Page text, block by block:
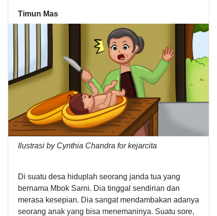
Timun Mas
Ilustrasi by Cynthia Chandra for kejarcita
Di suatu desa hiduplah seorang janda tua yang
bernama Mbok Sarni. Dia tinggal sendirian dan
merasa kesepian. Dia sangat mendambakan adanya
seorang anak yang bisa menemaninya. Suatu sore,